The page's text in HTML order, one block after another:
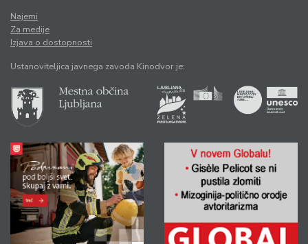
Najemi
Za medije
Izjava o dostopnosti
Ustanoviteljica javnega zavoda Kinodvor je: